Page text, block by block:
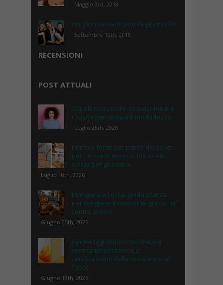
Maggio 3rd, 2018
I migliori cantanti pop degli anni 90
Settembre 12th, 2018
RECENSIONI
POST ATTUALI
Capelli ricci secchi: cause, rimedi e
routine per ritrovare morbidezza
Luglio 25th, 2026
Mattoni forati per pareti divisorie:
perché sono ancora una scelta
solida per gli interni
Luglio 10th, 2026
Mangiare a Lucca: guida pratica
per scegliere il ristorante giusto nel
centro storico
Giugno 25th, 2026
Parete tagliafuoco: normativa,
compartimentazione e
certificazione della resistenza al
fuoco
Giugno 18th, 2026